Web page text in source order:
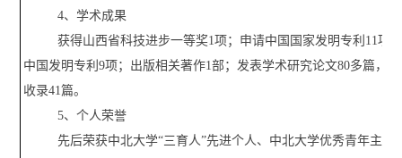
4、学术成果
获得山西省科技进步一等奖1项；申请中国国家发明专利11项
中国发明专利9项；出版相关著作1部；发表学术研究论文80多篇，
收录41篇。
5、个人荣誉
先后荣获中北大学“三育人”先进个人、中北大学优秀青年主讲